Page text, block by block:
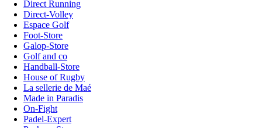
Direct Running
Direct-Volley
Espace Golf
Foot-Store
Galop-Store
Golf and co
Handball-Store
House of Rugby
La sellerie de Maé
Made in Paradis
On-Fight
Padel-Expert